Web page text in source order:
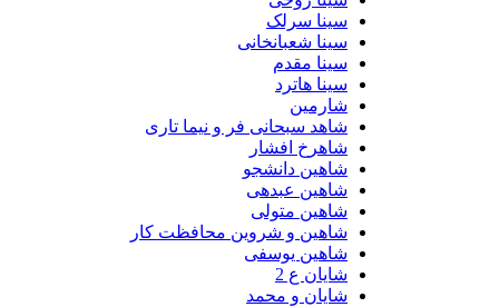
سینا سرلک
سینا شعبانخانی
سینا مقدم
سینا هاترد
شارمین
شاهد سبحانی فر و نیما تاری
شاهرخ افشار
شاهین دانشجو
شاهین عبدهی
شاهین متولی
شاهین و شروین محافظت کار
شاهین یوسفی
شایان ع 2
شایان و محمد